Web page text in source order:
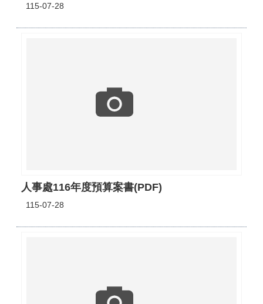
115-07-28
人事處116年度預算案書(PDF)
115-07-28